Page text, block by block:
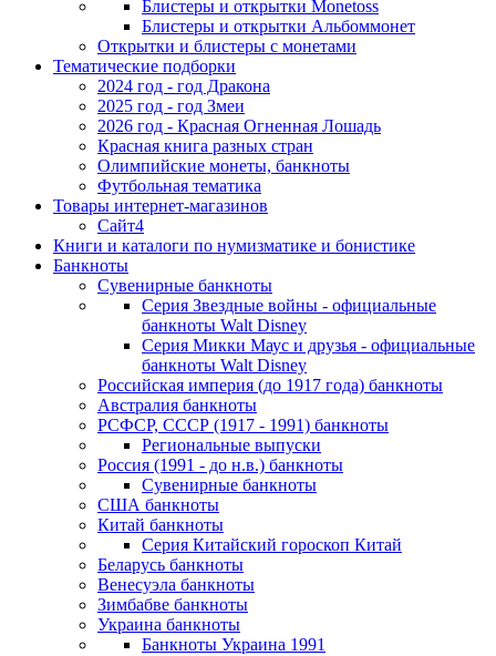
Блистеры и открытки Monetoss
Блистеры и открытки Альбоммонет
Открытки и блистеры с монетами
Тематические подборки
2024 год - год Дракона
2025 год - год Змеи
2026 год - Красная Огненная Лошадь
Красная книга разных стран
Олимпийские монеты, банкноты
Футбольная тематика
Товары интернет-магазинов
Сайт4
Книги и каталоги по нумизматике и бонистике
Банкноты
Сувенирные банкноты
Серия Звездные войны - официальные
банкноты Walt Disney
Серия Микки Маус и друзья - официальные
банкноты Walt Disney
Российская империя (до 1917 года) банкноты
Австралия банкноты
РСФСР, СССР (1917 - 1991) банкноты
Региональные выпуски
Россия (1991 - до н.в.) банкноты
Сувенирные банкноты
США банкноты
Китай банкноты
Серия Китайский гороскоп Китай
Беларусь банкноты
Венесуэла банкноты
Зимбабве банкноты
Украина банкноты
Банкноты Украина 1991